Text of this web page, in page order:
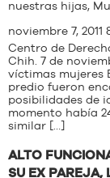
nuestras hijas,
noviembre 7, 2011
Centro de
Chih. 7 de
víctimas mujeres
predio fueron
posibilidades de
momento había
similar […]
ALTO
SU EX PAREJA,